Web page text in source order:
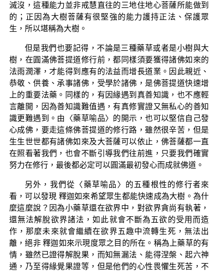
滅沒，這種能力並非戒慧直往的三地住地心菩薩所能做到
的；正因為大樹菩薩有很堅強的能力護持正法、保護眾
生，所以堪稱為大樹。
但是我們也要記得，不論是三種藥草或者是小樹與大
樹，在圓滿佛菩提道修行前，都同樣須要獲得諸佛如來的
法雨潤澤，才能得到應有的法益而增長道業。因此親近、
恭敬、供養、承事諸佛，受學於諸佛，是佛菩提道快速增
上的重要法藥。同樣的，有因緣遇到真善知識，也不應輕
言離開，因為善知識難值遇，有真修實證又無私心的善知
識更難遇到。由〈藥草喻品〉的開示，也可以堅信自己發
心成佛，要走這條佛菩提道的修行路，雖然很辛苦，但是
生生世世都有諸佛如來及大菩薩可以依止，佛菩薩都一直
在照看著我們，也會不斷引導我們往前進，只要我們確實
努力在修行，最後都必定可以圓滿最初發心而成就佛道。
另外，我們從〈藥草喻品〉的五種根性的修行者來
看，可以發現 釋迦如來希望眾生都能快速成為大樹。為什
麼這麼說？因為小藥草還在欲界中，對欲界貪尚有執著，
還無法解脫欲界諸法，如此就會不斷為五欲的受用而造
作，那麼未來就會繼續在欲界五趣中流轉生死，無法出
離，絕非 釋迦如來示現度眾之目的所在。稱為上藥草的有
情，雖然已證得解脫果，而知無漏法、能得涅槃、起六神
通，乃至得緣覺果證等，但是他們的心性畏懼生死苦，不